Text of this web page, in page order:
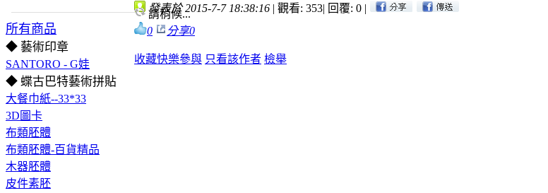
所有商品
◆ 藝術印章
SANTORO - G娃
◆ 蝶古巴特藝術拼貼
大餐巾紙--33*33
3D圖卡
布類胚體
布類胚體-百貨精品
木器胚體
皮件素胚
發表於 2015-7-7 18:38:16 | 觀看: 353| 回覆: 0 |
請稍候...
0
分享0
收藏快樂參與 只看該作者 檢舉